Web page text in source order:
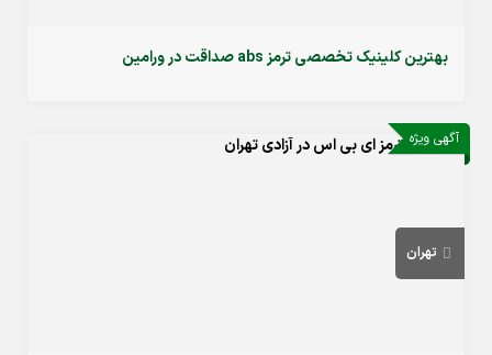
بهترین کلینیک تخصصی ترمز abs صداقت در ورامین
آگهی ویژه
تهران